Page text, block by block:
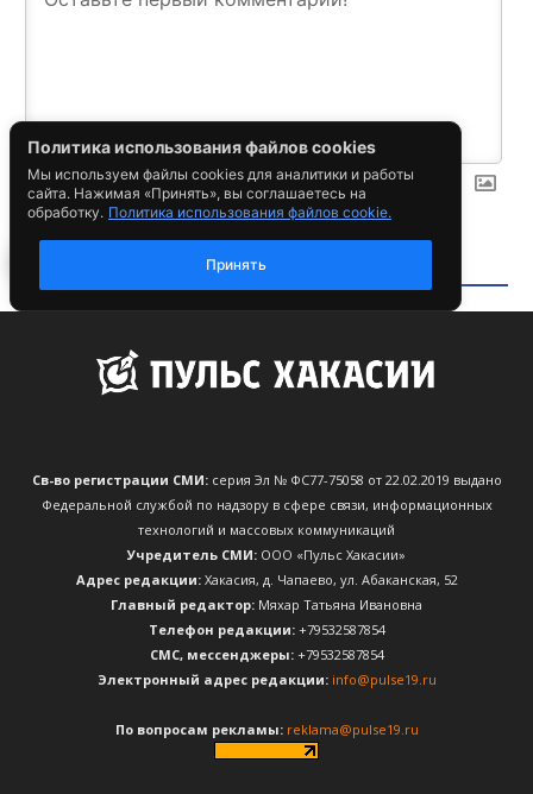
Св-во регистрации СМИ:серия Эл № ФС77-75058 от 22.02.2019 выдано
Федеральной службой по надзору в сфере связи, информационных
технологий и массовых коммуникаций
Учредитель СМИ: ООО «Пульс Хакасии»
Адрес редакции:Хакасия, д. Чапаево, ул. Абаканская, 52
Главный редактор: Мяхар Татьяна Ивановна
Телефон редакции:+79532587854
CМС, мессенджеры:+79532587854
Электронный адрес редакции: info@pulse19.ru
По вопросам рекламы: reklama@pulse19.ru